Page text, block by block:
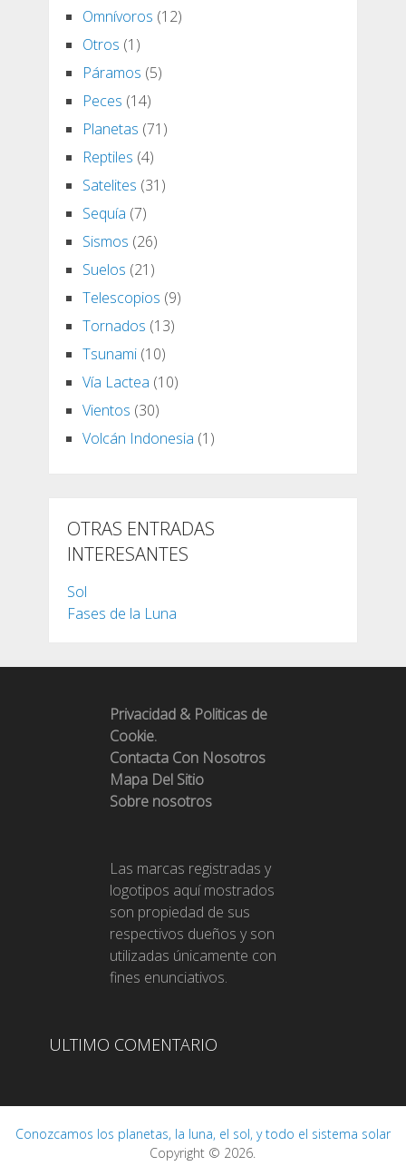
Omnívoros (12)
Otros (1)
Páramos (5)
Peces (14)
Planetas (71)
Reptiles (4)
Satelites (31)
Sequía (7)
Sismos (26)
Suelos (21)
Telescopios (9)
Tornados (13)
Tsunami(10)
Vía Lactea (10)
Vientos (30)
Volcán Indonesia (1)
OTRAS ENTRADAS
INTERESANTES
Sol
Fases de la Luna
Privacidad & Politicas de
Cookie.
Contacta Con Nosotros
Mapa Del Sitio
Sobre nosotros
Las marcas registradas y
logotipos aquí mostrados
son propiedad de sus
respectivos dueños y son
utilizadas únicamente con
fines enunciativos.
ULTIMO COMENTARIO
Conozcamos los planetas, la luna, el sol, y todo el sistema solar
Copyright © 2026.